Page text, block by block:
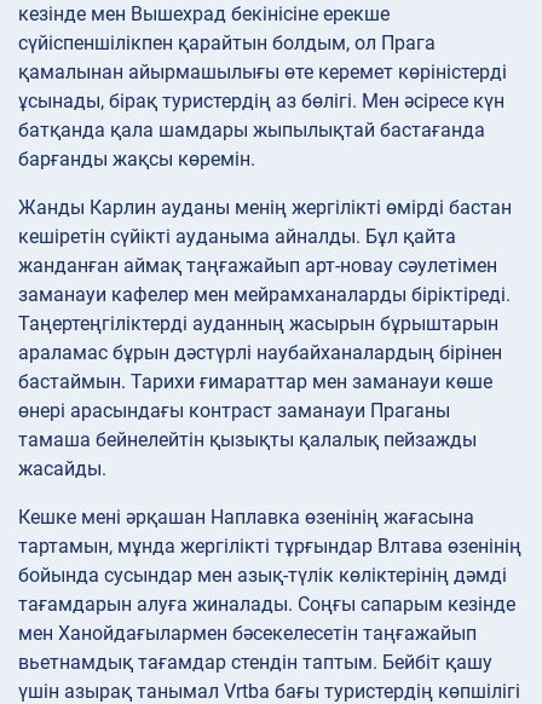
кезінде мен Вышехрад бекінісіне ерекше
сүйіспеншілікпен қарайтын болдым, ол Прага
қамалынан айырмашылығы өте керемет көріністерді
ұсынады, бірақ туристердің аз бөлігі. Мен әсіресе күн
батқанда қала шамдары жыпылықтай бастағанда
барғанды жақсы көремін.
Жанды Карлин ауданы менің жергілікті өмірді бастан
кешіретін сүйікті ауданыма айналды. Бұл қайта
жанданған аймақ таңғажайып арт-новау сәулетімен
заманауи кафелер мен мейрамханаларды біріктіреді.
Таңертеңгіліктерді ауданның жасырын бұрыштарын
араламас бұрын дәстүрлі наубайханалардың бірінен
бастаймын. Тарихи ғимараттар мен заманауи көше
өнері арасындағы контраст заманауи Праганы
тамаша бейнелейтін қызықты қалалық пейзажды
жасайды.
Кешке мені әрқашан Наплавка өзенінің жағасына
тартамын, мұнда жергілікті тұрғындар Влтава өзенінің
бойында сусындар мен азық-түлік көліктерінің дәмді
тағамдарын алуға жиналады. Соңғы сапарым кезінде
мен Ханойдағылармен бәсекелесетін таңғажайып
вьетнамдық тағамдар стендін таптым. Бейбіт қашу
үшін азырақ танымал Vrtba бағы туристердің көпшілігі